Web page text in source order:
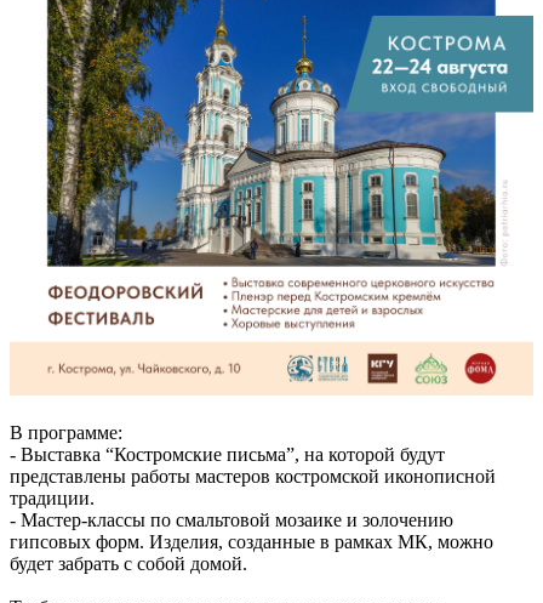
В программе:
- Выставка “Костромские письма”, на которой будут
представлены работы мастеров костромской иконописной
традиции.
- Мастер-классы по смальтовой мозаике и золочению
гипсовых форм. Изделия, созданные в рамках МК, можно
будет забрать с собой домой.